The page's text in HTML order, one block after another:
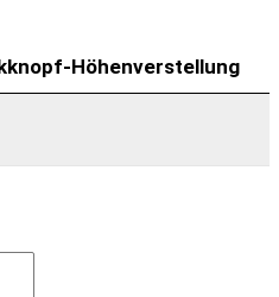
Höhenverstellung